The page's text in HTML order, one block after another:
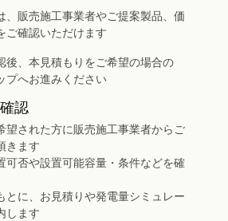
、販売施工事業者やご提案製品、価
ご確認いただけます
後、本見積もりをご希望の場合の
プへお進みください
認
望された方に販売施工事業者からご
きます
可否や設置可能容量・条件などを確
とに、お見積りや発電量シミュレー
します